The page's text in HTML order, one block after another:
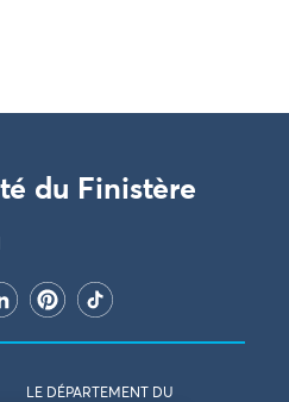
du Finistère
LE DÉPARTEMENT DU